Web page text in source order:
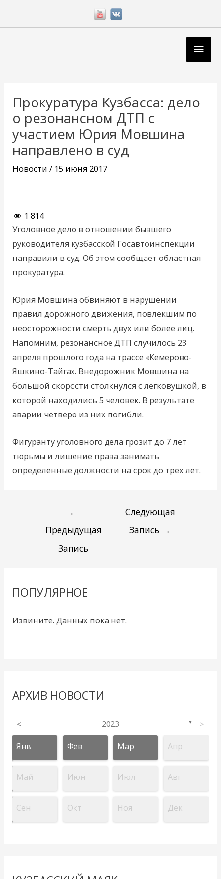
Прокуратура Кузбасса: дело
о резонансном ДТП с
участием Юрия Мовшина
направлено в суд
Новости / 15 июня 2017
1 814
Уголовное дело в отношении бывшего
руководителя кузбасской Госавтоинспекции
направили в суд. Об этом сообщает областная
прокуратура.
Юрия Мовшина обвиняют в нарушении
правил дорожного движения, повлекшим по
неосторожности смерть двух или более лиц.
Напомним, резонансное ДТП случилось 23
апреля прошлого года на трассе «Кемерово-
Яшкино-Тайга». Внедорожник Мовшина на
большой скорости столкнулся с легковушкой, в
которой находились 5 человек. В результате
аварии четверо из них погибли.
Фигуранту уголовного дела грозит до 7 лет
тюрьмы и лишение права занимать
определенные должности на срок до трех лет.
записям
←
Предыдущая
Запись
Следующая
Запись →
ПОПУЛЯРНОЕ
Извините. Данных пока нет.
АРХИВ НОВОСТИ
< 2023 ▼ >
Янв Фев Мар Апр
Май Июн Июл Авг
Сен Окт Ноя Дек